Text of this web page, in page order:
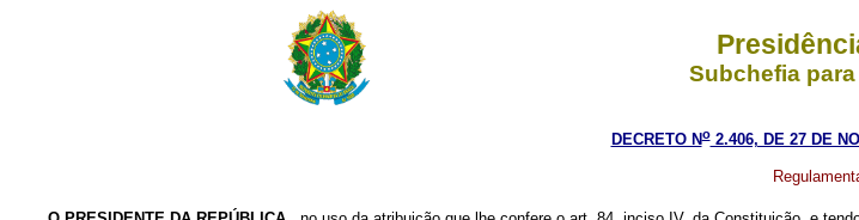
Subchefia
DECRETO No2.406, DE 27 DE